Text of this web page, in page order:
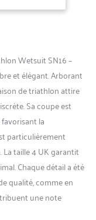
Wetsuit SN16 –
et élégant. Arborant
de triathlon attire
Sa coupe est
la
particulièrement
taille 4 UK garantit
Chaque détail a été
qualité, comme en
une note